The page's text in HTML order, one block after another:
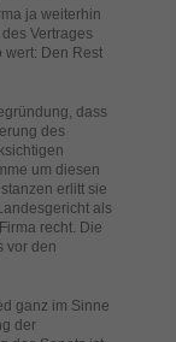
ja weiterhin
Vertrages
wert: Den Rest
dass
des
um diesen
erlitt sie
als
recht. Die
vor den
ganz im Sinne
der
(z. B. IP-
Inhalte oder
über die
Cookies. Sie
geben oder sich
nur bestimmte